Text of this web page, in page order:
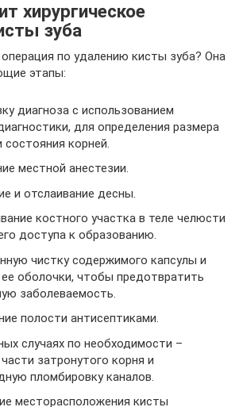
хирургическое
зуба
по удалению кисты зуба? Она
этапы:
диагноза с использованием
для определения размера
состояния корней.
местной анестезии.
и отслаивание десны.
костного участка в теле челюсти
доступа к образованию.
чистку содержимого капсулы и
оболочки, чтобы предотвратить
заболеваемость.
полости антисептиками.
случаях по необходимости –
затронутого корня и
пломбировку каналов.
месторасположения кисты